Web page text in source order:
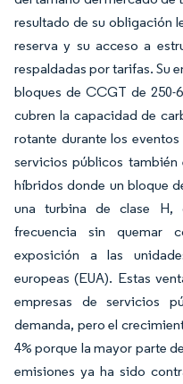
resultado de su obligación
reserva y su acceso a
respaldadas por tarifas. Su
bloques de CCGT de 250-
cubren la capacidad de
rotante durante los
servicios públicos también
híbridos donde un bloque
una turbina de clase H,
frecuencia sin quemar
exposición a las
europeas (EUA). Estas
empresas de servicios
demanda, pero el
4% porque la mayor parte
emisiones ya ha sido